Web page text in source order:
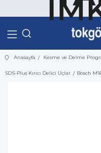
Üye
Anasayfa Kesme ve Delme
SDS-Plus Kırıcı Delici Uçlar